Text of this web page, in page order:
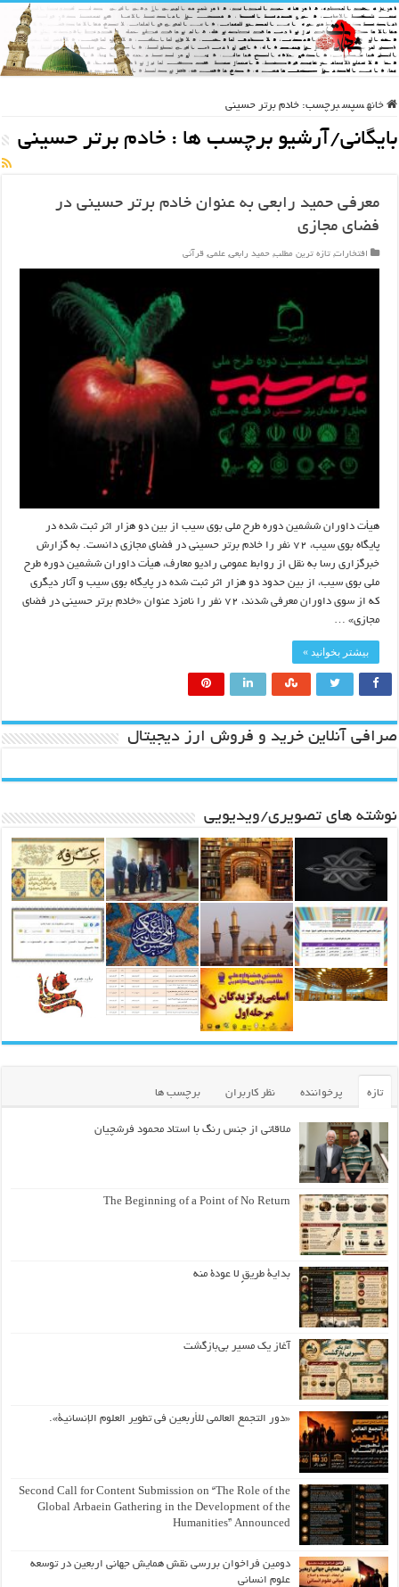
خانه سپس برچسب: خادم برتر حسینی
بایگانی/آرشیو برچسب ها : خادم برتر حسینی
معرفی حمید رابعی به عنوان خادم برتر حسینی در
فضای مجازی
افتخارات, تازه ترین مطلب, حمید رابعی, علمی, قرآنی
هیأت داوران ششمین دوره طرح ملی بوی سیب از بین دو هزار اثر ثبت شده در
پایگاه بوی سیب، ۷۲ نفر را خادم برتر حسینی در فضای مجازی دانست. به گزارش
خبرگزاری رسا به نقل از روابط عمومی رادیو معارف، هیأت داوران ششمین دوره طرح
ملی بوی سیب، از بین حدود دو هزار اثر ثبت شده در پایگاه بوی سیب و آثار دیگری
که از سوی داوران معرفی شدند، ۷۲ نفر را نامزد عنوان «خادم برتر حسینی در فضای
مجازی» …
بیشتر بخوانید »
صرافی آنلاین خرید و فروش ارز دیجیتال
نوشته های تصویری/ویدیویی
تازه پرخواننده نظر کاربران برچسب ها
ملاقاتی از جنس رنگ با استاد محمود فرشچیان
The Beginning of a Point of No Return
بداية طريقٍ لا عودة منه
آغاز یک مسیر بی‌بازگشت
«دور التجمع العالمي للأربعين في تطوير العلوم الإنسانية».
Second Call for Content Submission on “The Role of the
Global Arbaein Gathering in the Development of the
Humanities” Announced
دومین فراخوان بررسی نقش همایش جهانی اربعین در توسعه
علوم انسانی